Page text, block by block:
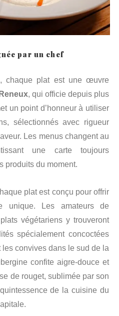
par un chef
chaque plat est une œuvre
, qui officie depuis plus
un point d’honneur à utiliser
sélectionnés avec rigueur
Les menus changent au
une carte toujours
produits du moment.
plat est conçu pour offrir
unique. Les amateurs de
végétariens y trouveront
spécialement concoctées
convives dans le sud de la
confite aigre-douce et
de rouget, sublimée par son
de la cuisine du